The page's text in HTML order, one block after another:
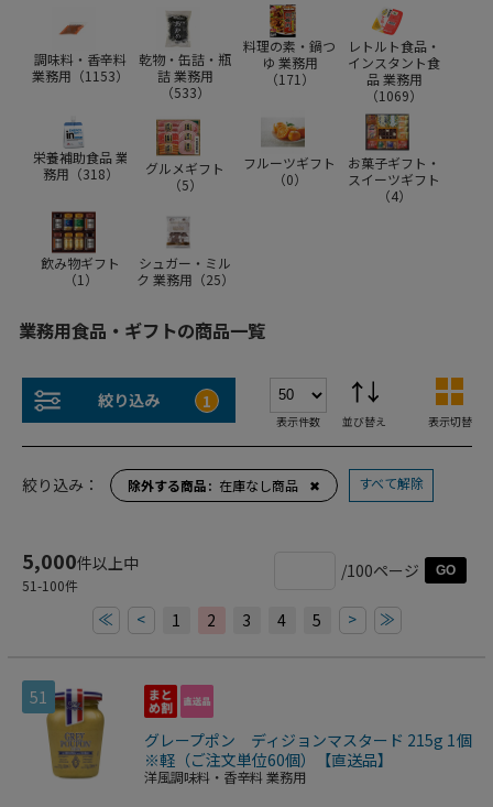
調味料・香辛料
業務用（1153）
乾物・缶詰・瓶
詰 業務用
（533）
料理の素・鍋つ
ゆ 業務用
（171 ）
レトルト食品・
インスタント食
品 業務用
（1069）
栄養補助食品 業
務用（318）
グルメギフト
（5）
フルーツギフト
（0）
お菓子ギフト・
スイーツギフト
（4）
飲み物ギフト
（1 ）
シュガー・ミル
ク 業務用（25）
業務用食品・ギフトの商品一覧
絞り込み 1
表示件数 並び替え 表示切替
絞り込み： 除外する商品 在庫なし商品 ✖ すべて解除
5,000件以上中
51-100件
/100ページ GO
≪ < 1 2 3 4 5 > ≫
51
グレープポン ディジョンマスタード 215g 1個
※軽（ご注文単位60個）【直送品】
洋風調味料・香辛料 業務用